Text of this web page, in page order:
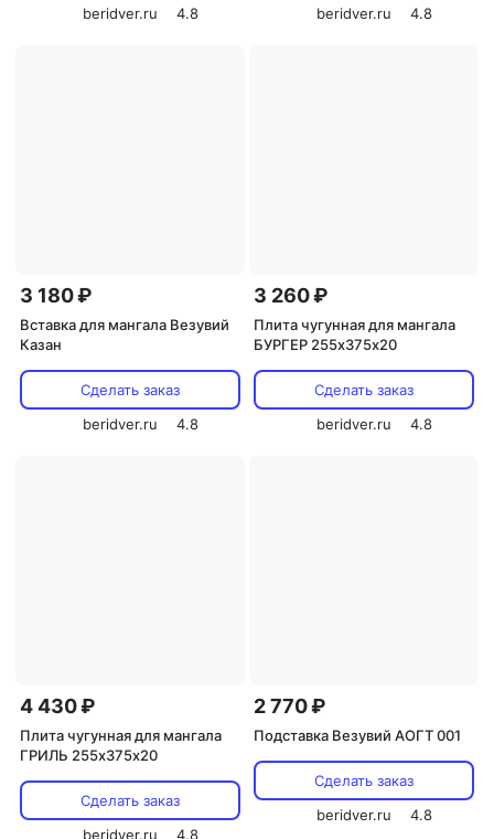
beridver.ru
4.8
beridver.ru
4.8
3 180 ₽
Вставка для мангала Везувий
Казан
Сделать заказ
beridver.ru
4.8
3 260 ₽
Плита чугунная для мангала
БУРГЕР 255х375х20
Сделать заказ
beridver.ru
4.8
4 430 ₽
Плита чугунная для мангала
ГРИЛЬ 255х375х20
Сделать заказ
beridver.ru
4.8
2 770 ₽
Подставка Везувий АОГТ 001
Сделать заказ
beridver.ru
4.8